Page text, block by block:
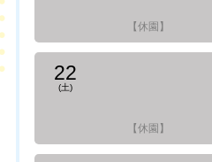
【休園】
22
(土)
【休園】